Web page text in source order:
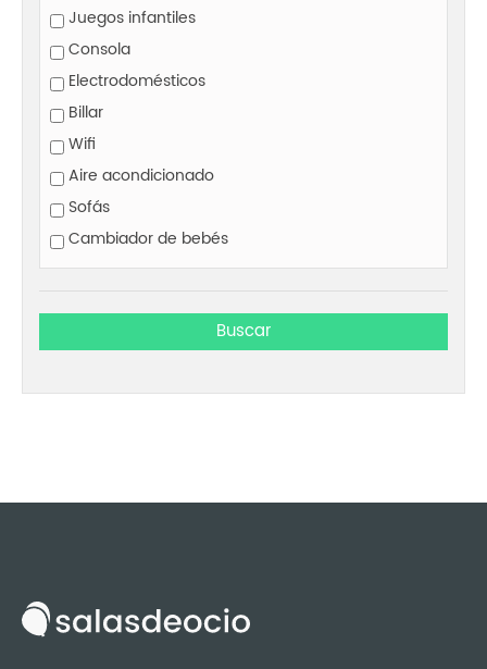
Juegos infantiles
Consola
Electrodomésticos
Billar
Wifi
Aire acondicionado
Sofás
Cambiador de bebés